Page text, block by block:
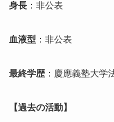
身長：非公表
血液型 ：非公表
最終学歴：慶應義塾大学
【過去の活動】